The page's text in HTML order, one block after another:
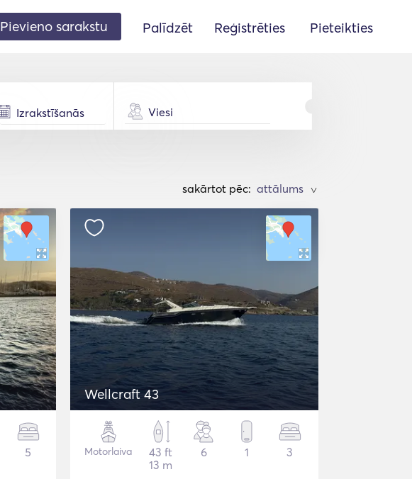
Pievieno sarakstu Palīdzēt Reģistrēties Pieteikties
Viesi
sakārtot pēc: >
5
Wellcraft 43
Motorlaiva
43 ft
13 m
6 1 3